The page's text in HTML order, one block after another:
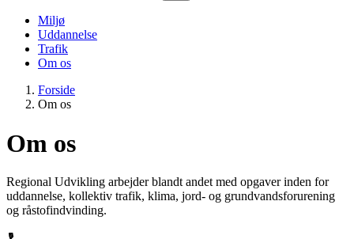
Miljø
Uddannelse
Trafik
Om os
Forside
Om os
Om os
Regional Udvikling arbejder blandt andet med opgaver inden for
uddannelse, kollektiv trafik, klima, jord- og grundvandsforurening
og råstofindvinding.